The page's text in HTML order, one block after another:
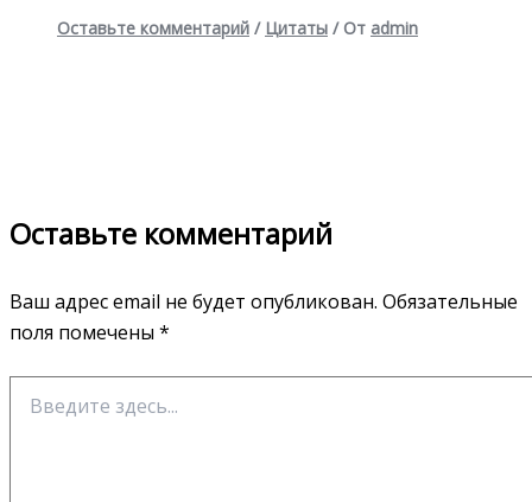
Оставьте комментарий / Цитаты / От admin
Оставьте комментарий
Ваш адрес email не будет опубликован. Обязательные
поля помечены *
здесь...